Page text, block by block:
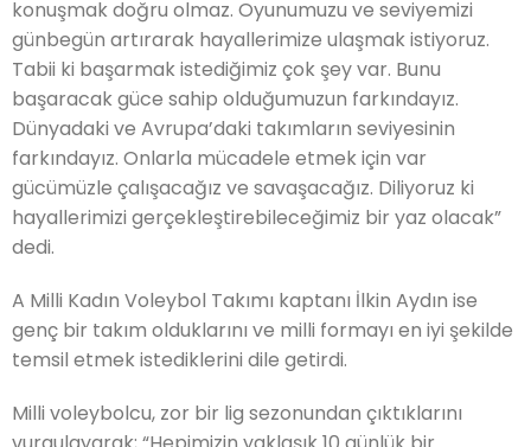
konuşmak doğru olmaz. Oyunumuzu ve seviyemizi
günbegün artırarak hayallerimize ulaşmak istiyoruz.
Tabii ki başarmak istediğimiz çok şey var. Bunu
başaracak güce sahip olduğumuzun farkındayız.
Dünyadaki ve Avrupa’daki takımların seviyesinin
farkındayız. Onlarla mücadele etmek için var
gücümüzle çalışacağız ve savaşacağız. Diliyoruz ki
hayallerimizi gerçekleştirebileceğimiz bir yaz olacak”
dedi.
A Milli Kadın Voleybol Takımı kaptanı İlkin Aydın ise
genç bir takım olduklarını ve milli formayı en iyi şekilde
temsil etmek istediklerini dile getirdi.
Milli voleybolcu, zor bir lig sezonundan çıktıklarını